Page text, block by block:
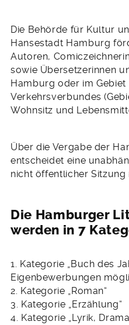
Die Behörde für Kultur
Hansestadt Hamburg
Autoren,
sowie Übersetzerinnen
Hamburg oder im
Verkehrsverbundes
Wohnsitz und
Über die Vergabe der
entscheidet eine
nicht öffentlicher Sitzung
Die Hamburger
werden in 7
1. Kategorie „Buch des
Eigenbewerbungen
2. Kategorie „Roman“
3. Kategorie „Erzählung“
4. Kategorie „Lyrik,